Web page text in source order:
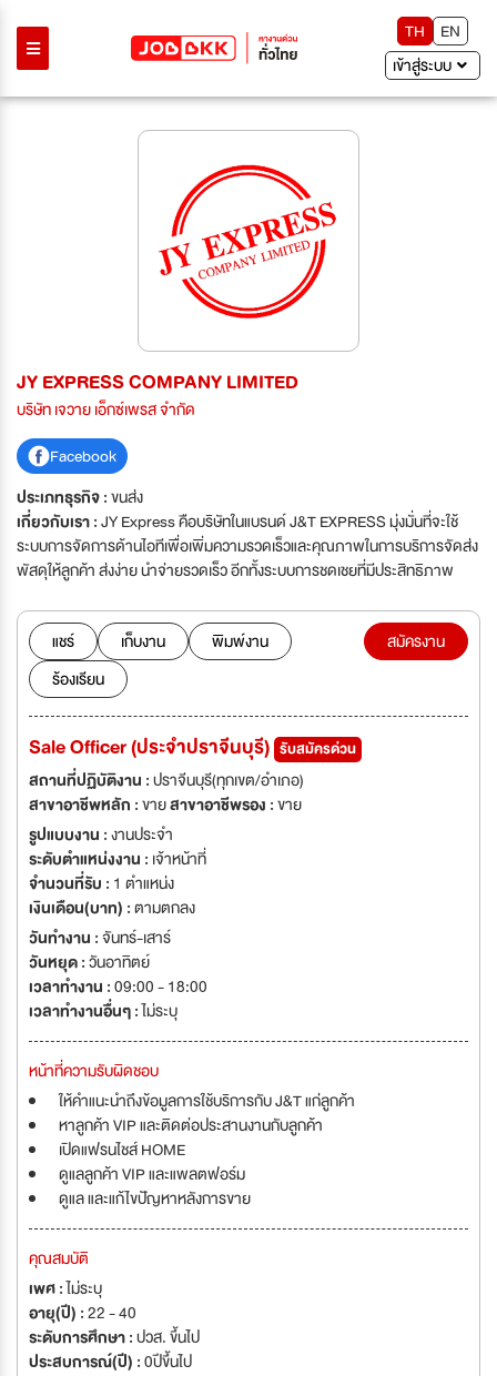
TH
EN
เข้าสู่ระบบ
JY EXPRESS COMPANY LIMITED
บริษัท เจวาย เอ็กซ์เพรส จำกัด
Facebook
ประเภทธุรกิจ :ขนส่ง
เกี่ยวกับเรา :JY Express คือบริษัทในแบรนด์ J&T EXPRESS มุ่งมั่นที่จะใช้
ระบบการจัดการด้านไอทีเพื่อเพิ่มความรวดเร็วและคุณภาพในการบริการจัดส่ง
พัสดุให้ลูกค้า ส่งง่าย นำจ่ายรวดเร็ว อีกทั้งระบบการชดเชยที่มีประสิทธิภาพ
แชร์ เก็บงาน
พิมพ์งาน
ร้องเรียน
สมัครงาน
Sale Officer (ประจำปราจีนบุรี) รับสมัครด่วน
สถานที่ปฏิบัติงาน :ปราจีนบุรี(ทุกเขต/อำเภอ)
สาขาอาชีพหลัก :ขายสาขาอาชีพรอง :ขาย
รูปแบบงาน :งานประจำ
ระดับตำแหน่งงาน : เจ้าหน้าที่
จำนวนที่รับ : 1 ตำแหน่ง
เงินเดือน(บาท) :ตามตกลง
วันทำงาน :จันทร์-เสาร์
วันหยุด :วันอาทิตย์
เวลาทำงาน :09:00 - 18:00
เวลาทำงานอื่นๆ :ไม่ระบุ
หน้าที่ความรับผิดชอบ
ให้คำแนะนำถึงข้อมูลการใช้บริการกับ J&T แก่ลูกค้า
หาลูกค้า VIP และติดต่อประสานงานกับลูกค้า
เปิดแฟรนไชส์ HOME
ดูแลลูกค้า VIP และแพลตฟอร์ม
ดูแล และแก้ไขปัญหาหลังการขาย
คุณสมบัติ
เพศ :ไม่ระบุ
อายุ(ปี) :22 - 40
ระดับการศึกษา :ปวส. ขึ้นไป
ประสบการณ์(ปี) :0ปีขึ้นไป